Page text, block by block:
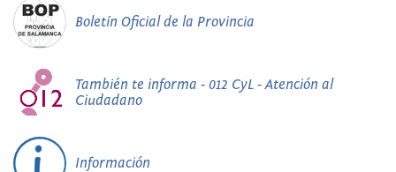
Boletín Oficial de la Provincia
También te informa - 012 CyL - Atención al
Ciudadano
Información